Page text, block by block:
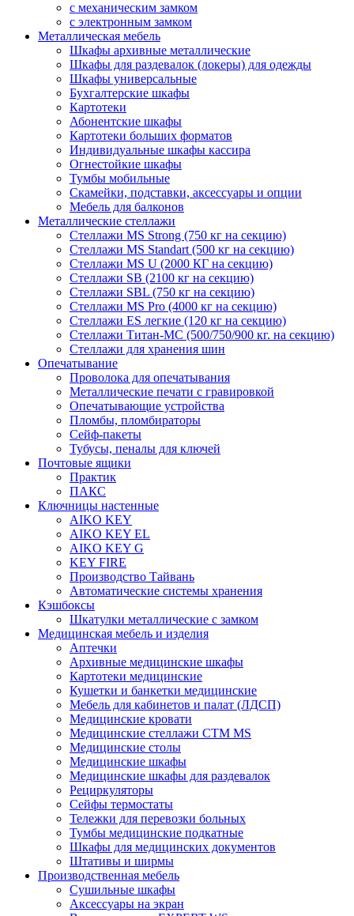
с механическим замком
с электронным замком
Металлическая мебель
Шкафы архивные металлические
Шкафы для раздевалок (локеры) для одежды
Шкафы универсальные
Бухгалтерские шкафы
Картотеки
Абонентские шкафы
Картотеки больших форматов
Индивидуальные шкафы кассира
Огнестойкие шкафы
Тумбы мобильные
Скамейки, подставки, аксессуары и опции
Мебель для балконов
Металлические стеллажи
Стеллажи MS Strong (750 кг на секцию)
Стеллажи MS Standart (500 кг на секцию)
Стеллажи MS U (2000 КГ на секцию)
Стеллажи SB (2100 кг на секцию)
Стеллажи SBL (750 кг на секцию)
Стеллажи MS Pro (4000 кг на секцию)
Стеллажи ES легкие (120 кг на секцию)
Стеллажи Титан-МС (500/750/900 кг. на секцию)
Стеллажи для хранения шин
Опечатывание
Проволока для опечатывания
Металлические печати с гравировкой
Опечатывающие устройства
Пломбы, пломбираторы
Сейф-пакеты
Тубусы, пеналы для ключей
Почтовые ящики
Практик
ПАКС
Ключницы настенные
AIKO KEY
AIKO KEY EL
AIKO KEY G
KEY FIRE
Производство Тайвань
Автоматические системы хранения
Кэшбоксы
Шкатулки металлические с замком
Медицинская мебель и изделия
Аптечки
Архивные медицинские шкафы
Картотеки медицинские
Кушетки и банкетки медицинские
Мебель для кабинетов и палат (ЛДСП)
Медицинские кровати
Медицинские стеллажи CTM MS
Медицинские столы
Медицинские шкафы
Медицинские шкафы для раздевалок
Рециркуляторы
Сейфы термостаты
Тележки для перевозки больных
Тумбы медицинские подкатные
Шкафы для медицинских документов
Штативы и ширмы
Производственная мебель
Cушильные шкафы
Аксессуары на экран